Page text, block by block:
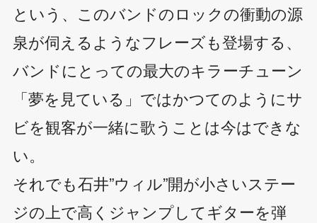
という、このバンドのロックの衝動の源
泉が伺えるようなフレーズも登場する、
バンドにとっての最大のキラーチューン
「夢を見ている」ではかつてのようにサ
ビを観客が一緒に歌うことは今はできな
い。
それでも石井”ウィル”開が小さいステー
ジの上で高くジャンプしてギターを弾